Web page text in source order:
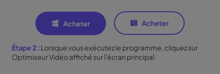
Étape 2 : Lorsque vous exécutez le programme, cliquez sur
Optimiseur Vidéo affiché sur l'écran principal.